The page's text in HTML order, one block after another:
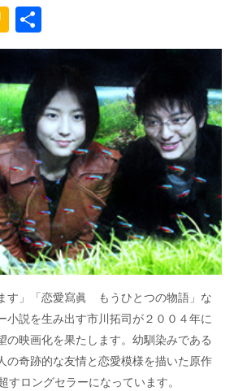
K
a
k
a
o
有
す」「恋愛寫眞 もうひとつの物語」な
小説を生み出す市川拓司が２００４年に
の映画化を果たします。幼馴染みである
の奇跡的な友情と恋愛模様を描いた原作
すロングセラーになっています。